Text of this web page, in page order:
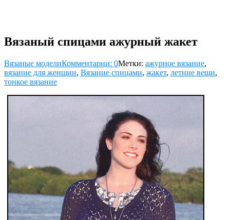
Вязаный спицами ажурный жакет
Вязаные моделиКомментарии: 0Метки: ажурное вязание,
вязание для женщин, Вязание спицами, жакет, летние вещи,
тонкое вязание